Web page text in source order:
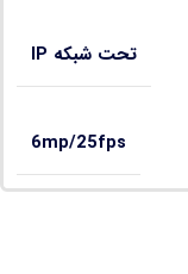
تحت شبکه IP
6mp/25fps